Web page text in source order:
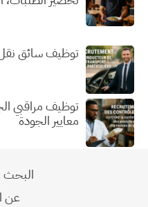
توظيف سائق نقل
توظيف مراقبي
معايير الجودة
عن